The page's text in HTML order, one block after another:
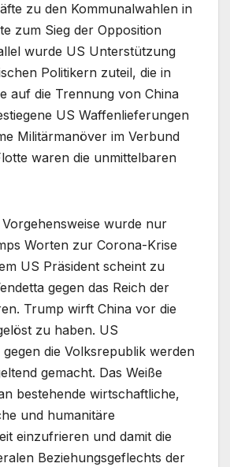
zu den Kommunalwahlen in
zum Sieg der Opposition
wurde US Unterstützung
Politikern zuteil, die in
auf die Trennung von China
US Waffenlieferungen
Militärmanöver im Verbund
waren die unmittelbaren
Vorgehensweise wurde nur
Worten zur Corona-Krise
US Präsident scheint zu
gegen das Reich der
Trump wirft China vor die
zu haben. US
gegen die Volksrepublik werden
gemacht. Das Weiße
bestehende wirtschaftliche,
und humanitäre
einzufrieren und damit die
Beziehungsgeflechts der